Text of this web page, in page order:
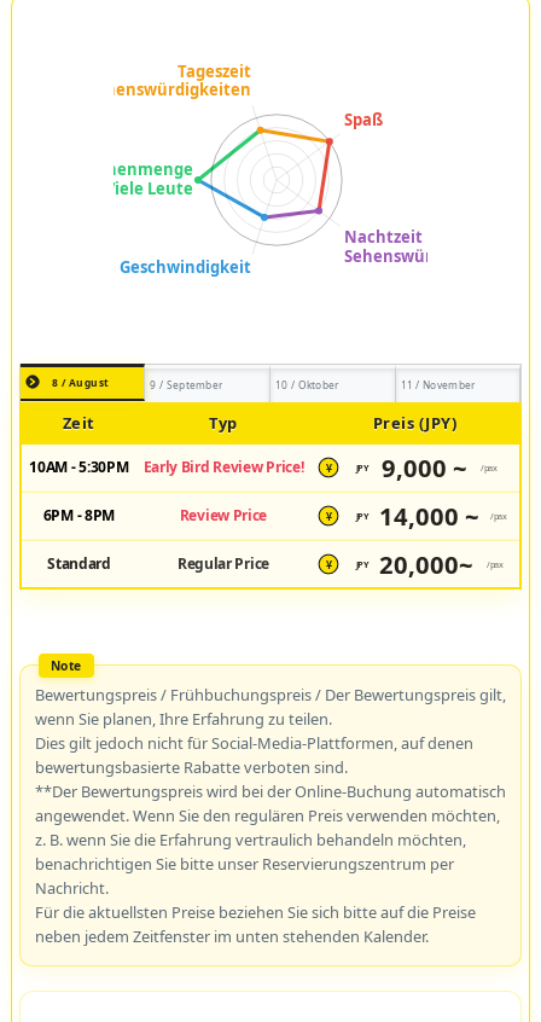
8 / August 9 / September 10 / Oktober 11 / November
Zeit Typ Preis (JPY)
10AM - 5:30PM Early Bird Review Price! ¥ JPY 9,000 ~ /pax
6PM - 8PM Review Price ¥ JPY 14,000 ~ /pax
Standard Regular Price ¥ JPY 20,000~ /pax
Bewertungspreis / Frühbuchungspreis / Der Bewertungspreis gilt,
wenn Sie planen, Ihre Erfahrung zu teilen.
Dies gilt jedoch nicht für Social-Media-Plattformen, auf denen
bewertungsbasierte Rabatte verboten sind.
**Der Bewertungspreis wird bei der Online-Buchung automatisch
angewendet. Wenn Sie den regulären Preis verwenden möchten,
z. B. wenn Sie die Erfahrung vertraulich behandeln möchten,
benachrichtigen Sie bitte unser Reservierungszentrum per
Nachricht.
Für die aktuellsten Preise beziehen Sie sich bitte auf die Preise
neben jedem Zeitfenster im unten stehenden Kalender.